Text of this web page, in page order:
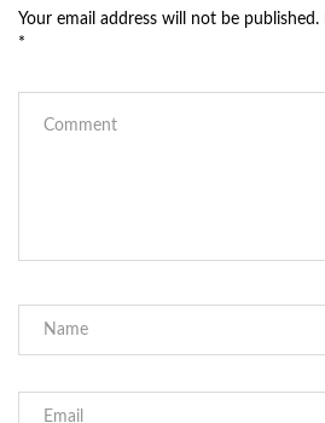
Your email address will not be published.
*